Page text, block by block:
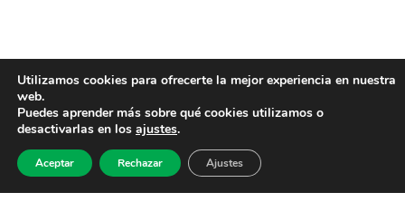
Utilizamos cookies para ofrecerte la mejor experiencia en nuestra
web.
Puedes aprender más sobre qué cookies utilizamos o
desactivarlas en los ajustes.
Aceptar Rechazar Ajustes